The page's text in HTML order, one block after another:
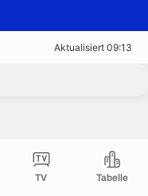
TV Tabelle
Aktualisiert 09:13